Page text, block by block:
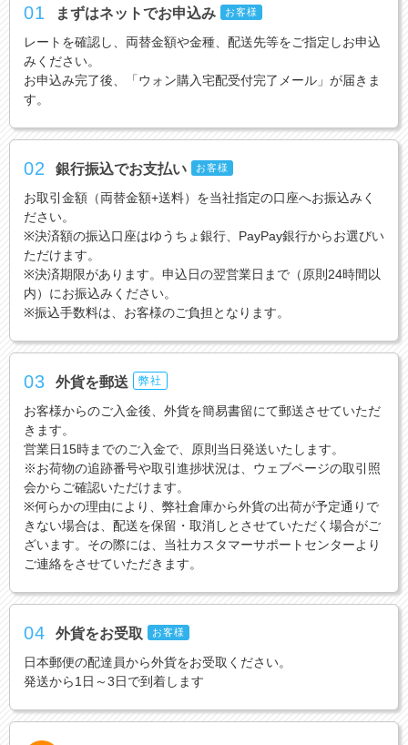
01 まずはネットでお申込み お客様
レートを確認し、両替金額や金種、配送先等をご指定しお申込
みください。
お申込み完了後、「ウォン購入宅配受付完了メール」が届きま
す。
02 銀行振込でお支払い お客様
お取引金額（両替金額+送料）を当社指定の口座へお振込みく
ださい。
※決済額の振込口座はゆうちょ銀行、PayPay銀行からお選びい
ただけます。
※決済期限があります。申込日の翌営業日まで（原則24時間以
内）にお振込みください。
※振込手数料は、お客様のご負担となります。
03 外貨を郵送 弊社
お客様からのご入金後、外貨を簡易書留にて郵送させていただ
きます。
営業日15時までのご入金で、原則当日発送いたします。
※お荷物の追跡番号や取引進捗状況は、ウェブページの取引照
会からご確認いただけます。
※何らかの理由により、弊社倉庫から外貨の出荷が予定通りで
きない場合は、配送を保留・取消しとさせていただく場合がご
ざいます。その際には、当社カスタマーサポートセンターより
ご連絡をさせていただきます。
04 外貨をお受取 お客様
日本郵便の配達員から外貨をお受取ください。
発送から1日～3日で到着します